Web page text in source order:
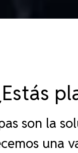
son la
una